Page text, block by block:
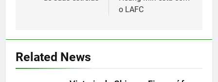
o LAFC
Related News
Histórico: a MLS baixa as